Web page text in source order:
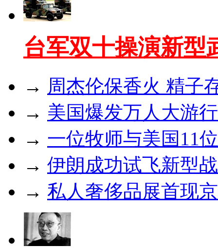
台军双十操演新型
→ 周杰伦保香火 精子
→ 美国爆发万人大游
→ 一位牧师与美国11
→ 伊朗成功试飞新型
→ 私人奢侈品展首现